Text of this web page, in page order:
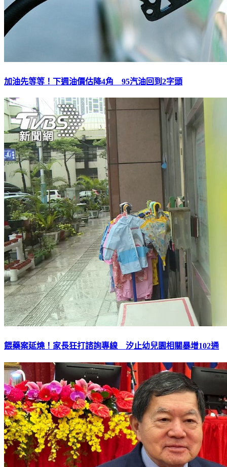
加油先等等！下週油價估降4角 95汽油回到2字頭
餵藥案延燒！家長狂打諮詢專線 汐止幼兒園相關暴增102通